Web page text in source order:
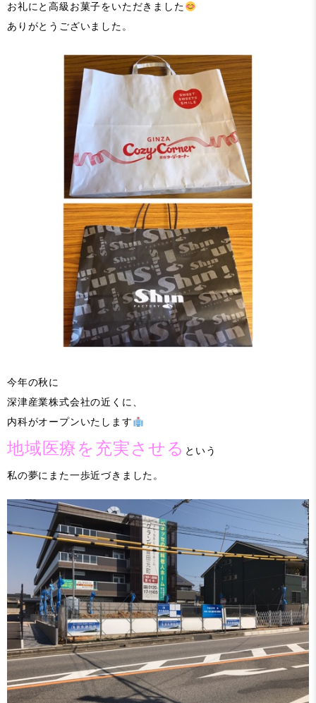
お礼にと高級お菓子をいただきました
ありがとうございました。
今年の秋に
深津産業株式会社の近くに、
内科がオープンいたします
地域医療を充実させる という
私の夢にまた一歩近づきました。